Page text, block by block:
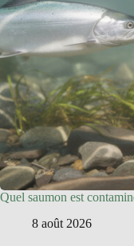
Quel saumon est
8 août 2026